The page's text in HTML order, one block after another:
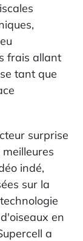
frais allant
tant que
surprise
indé,
sur la
en
a